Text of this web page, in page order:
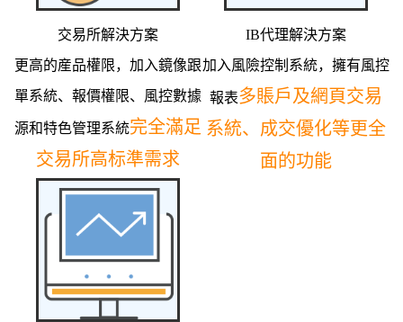
交易所解決方案
更高的産品權限，加入鏡像跟
單系統、報價權限、風控數據
源和特色管理系統完全滿足
交易所高标準需求
IB代理解決方案
加入風險控制系統，擁有風控
報表多賬戶及網頁交易
系統、成交優化等更全
面的功能